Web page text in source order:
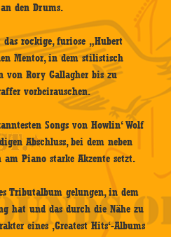
den Drums.
rockige, furiose „Hubert
Mentor, in dem stilistisch
von Rory Gallagher bis zu
vorbeirauschen.
Songs von Howlin‘ Wolf
Abschluss, bei dem neben
am Piano starke Akzente setzt.
Tributalbum gelungen, in dem
hat und das durch die Nähe zu
eines ‚Greatest Hits‘-Albums